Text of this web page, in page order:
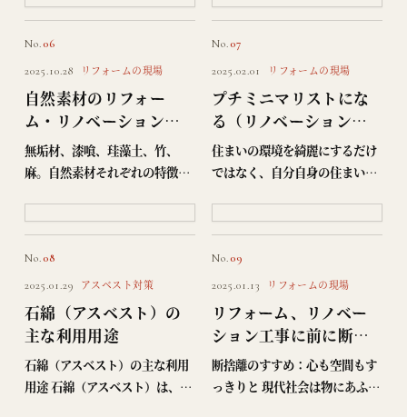
ンションのリフォームで、壁紙
（クロス）と同じ感覚で選んで
しまいがちなのが「床…
て省エネへの関心の高まりか
ら、食洗機（食器洗い機）の導
入を検討するご家庭が…
No.06
2025.10.28
リフォームの現場
自然素材のリフォー
ム・リノベーション｜
無垢材・漆喰・珪藻土
の選び方
無垢材、漆喰、珪藻土、竹、
麻。自然素材それぞれの特徴
山で自然素材を使ったリノベー
ションの施工事例もあわせてご
覧いただけます。
No.07
2025.02.01
リフォームの現場
プチミニマリストにな
る（リノベーションす
る前に）
住まいの環境を綺麗にするだけ
ではなく、自分自身の住まい環
チミニマリズムの基本 ミニマリ
ズムとは何か？ ミニマリズムと
は、物質的な所有物…
No.08
2025.01.29
アスベスト対策
石綿（アスベスト）の
主な利用用途
石綿（アスベスト）の主な利用
用途 石綿（アスベスト）は、そ
No.09
2025.01.13
リフォームの現場
リフォーム、リノベー
ション工事に前に断捨
離のすすめ
断捨離のすすめ：心も空間もす
っきりと 現代社会は物にあふれ